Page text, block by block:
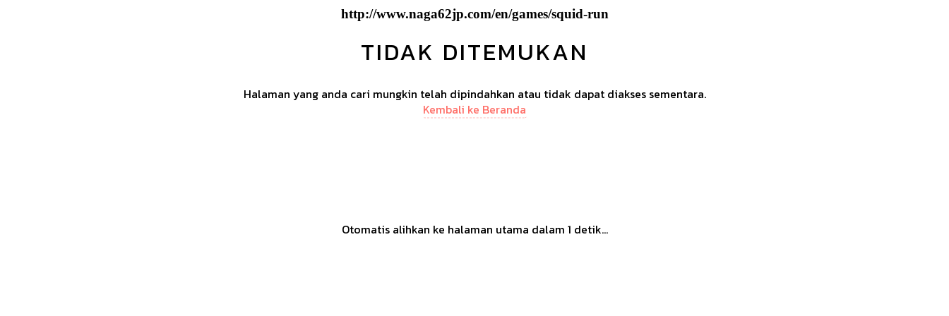
http://www.naga62jp.com/en/games/squid-run
TIDAK DITEMUKAN
Halaman yang anda cari mungkin telah dipindahkan atau tidak dapat diakses sementara.
Kembali ke Beranda
Otomatis alihkan ke halaman utama dalam 1 detik...